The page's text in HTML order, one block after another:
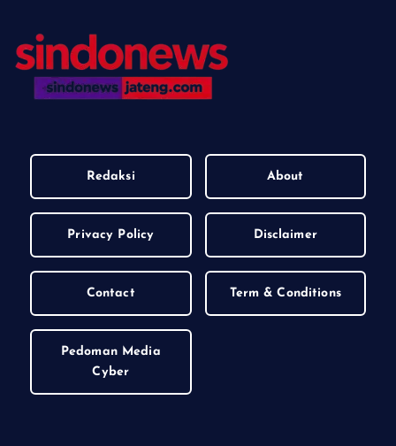
Redaksi About
Privacy Policy Disclaimer
Contact Term & Conditions
Pedoman Media
Cyber